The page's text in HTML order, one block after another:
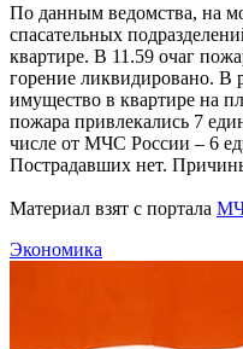
По данным ведомства, на
спасательных
квартире. В 11.59 очаг
горение ликвидировано. В
имущество в квартире на
пожара привлекались 7
числе от МЧС России – 6
Пострадавших нет.
Материал взят с портала
Экономика